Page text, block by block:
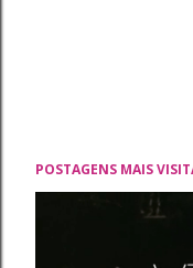
POSTAGENS MAIS